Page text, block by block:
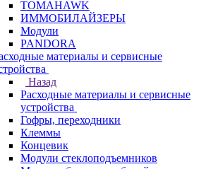
TOMAHAWK
ИММОБИЛАЙЗЕРЫ
Модули
PANDORA
материалы и сервисные
Назад
Расходные материалы и сервисные
устройства
Гофры, переходники
Клеммы
Концевик
Модули стеклоподъемников